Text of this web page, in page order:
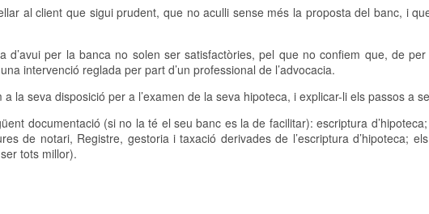
al client que sigui prudent, que no aculli sense més la proposta del banc, i
d’avui per la banca no solen ser satisfactòries, pel que no confiem que, de per
intervenció reglada per part d’un professional de l’advocacia.
la seva disposició per a l’examen de la seva hipoteca, i explicar-li els passos a
documentació (si no la té el seu banc es la de facilitar): escriptura
de notari, Registre, gestoria i taxació derivades de l’escriptura d’hipoteca;
tots millor).